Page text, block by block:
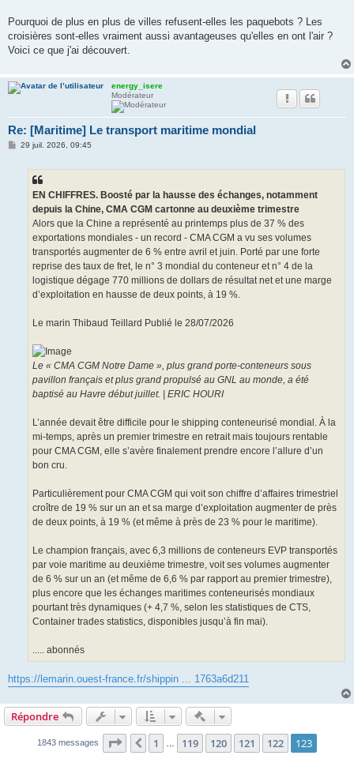
Pourquoi de plus en plus de villes refusent-elles les paquebots ? Les
croisières sont-elles vraiment aussi avantageuses qu'elles en ont l'air ?
Voici ce que j'ai découvert.
energy_isere
Modérateur
Re: [Maritime] Le transport maritime mondial
M29 juil. 2026, 09:45
EN CHIFFRES. Boosté par la hausse des échanges, notamment
depuis la Chine, CMA CGM cartonne au deuxième trimestre
Alors que la Chine a représenté au printemps plus de 37 % des
exportations mondiales - un record - CMA CGM a vu ses volumes
transportés augmenter de 6 % entre avril et juin. Porté par une forte
reprise des taux de fret, le n° 3 mondial du conteneur et n° 4 de la
logistique dégage 770 millions de dollars de résultat net et une marge
d’exploitation en hausse de deux points, à 19 %.
Le marin Thibaud Teillard Publié le 28/07/2026
Le « CMA CGM Notre Dame », plus grand porte-conteneurs sous
pavillon français et plus grand propulsé au GNL au monde, a été
baptisé au Havre début juillet. | ERIC HOURI
L’année devait être difficile pour le shipping conteneurisé mondial. À la
mi-temps, après un premier trimestre en retrait mais toujours rentable
pour CMA CGM, elle s’avère finalement prendre encore l’allure d’un
bon cru.
Particulièrement pour CMA CGM qui voit son chiffre d’affaires trimestriel
croître de 19 % sur un an et sa marge d’exploitation augmenter de près
de deux points, à 19 % (et même à près de 23 % pour le maritime).
Le champion français, avec 6,3 millions de conteneurs EVP transportés
par voie maritime au deuxième trimestre, voit ses volumes augmenter
de 6 % sur un an (et même de 6,6 % par rapport au premier trimestre),
plus encore que les échanges maritimes conteneurisés mondiaux
pourtant très dynamiques (+ 4,7 %, selon les statistiques de CTS,
Container trades statistics, disponibles jusqu’à fin mai).
..... abonnés
https://lemarin.ouest-france.fr/shippin ... 1763a6d211
Répondre Actions rapides de
1843 messages Page 123 sur123
Précédent
1 119 120 121 122 123